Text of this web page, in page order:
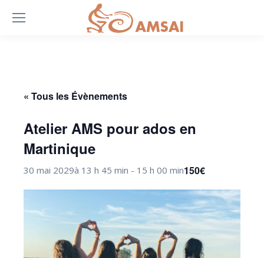
« Tous les Évènements
Atelier AMS pour ados en
Martinique
30 mai 2029à 13 h 45 min - 15 h 00 min150€